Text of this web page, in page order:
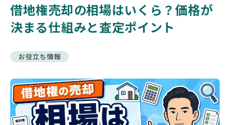
借地権売却の相場はいくら？価格が
決まる仕組みと査定ポイント
お役立ち情報